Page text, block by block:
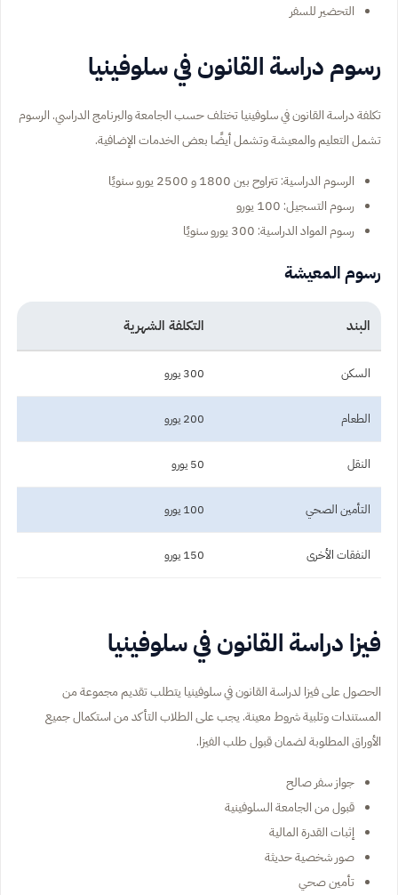
التحضير للسفر
رسوم دراسة القانون في سلوفينيا
تكلفة دراسة القانون في سلوفينيا تختلف حسب الجامعة والبرنامج الدراسي. الرسوم
تشمل التعليم والمعيشة وتشمل أيضًا بعض الخدمات الإضافية.
الرسوم الدراسية: تتراوح بين 1800 و 2500 يورو سنويًا
رسوم التسجيل: 100 يورو
رسوم المواد الدراسية: 300 يورو سنويًا
رسوم المعيشة
البند التكلفة الشهرية
السكن 300 يورو
الطعام 200 يورو
النقل 50 يورو
التأمين الصحي 100 يورو
النفقات الأخرى 150 يورو
فيزا دراسة القانون في سلوفينيا
الحصول على فيزا لدراسة القانون في سلوفينيا يتطلب تقديم مجموعة من
المستندات وتلبية شروط معينة. يجب على الطلاب التأكد من استكمال جميع
الأوراق المطلوبة لضمان قبول طلب الفيزا.
جواز سفر صالح
قبول من الجامعة السلوفينية
إثبات القدرة المالية
صور شخصية حديثة
تأمين صحي